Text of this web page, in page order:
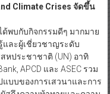
Climate Crises จัดขึ้น
พบกับกิจกรรมดีๆ มากมาย
และผู้เชี่ยวชาญระดับ
หประชาชาติ (UN) อาทิ
APCD และ ASEC รวม
แบบของการเสวนาและการ